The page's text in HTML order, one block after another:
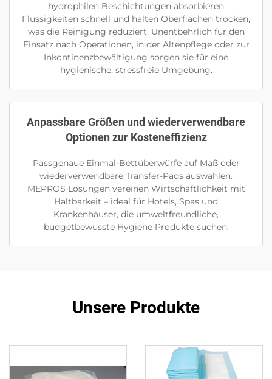
hydrophilen Beschichtungen absorbieren
Flüssigkeiten schnell und halten Oberflächen trocken,
was die Reinigung reduziert. Unentbehrlich für den
Einsatz nach Operationen, in der Altenpflege oder zur
Inkontinenzbewältigung sorgen sie für eine
hygienische, stressfreie Umgebung.
Anpassbare Größen und wiederverwendbare
Optionen zur Kosteneffizienz
Passgenaue Einmal-Bettüberwürfe auf Maß oder
wiederverwendbare Transfer-Pads auswählen.
MEPROS Lösungen vereinen Wirtschaftlichkeit mit
Haltbarkeit – ideal für Hotels, Spas und
Krankenhäuser, die umweltfreundliche,
budgetbewusste Hygiene Produkte suchen.
Unsere Produkte